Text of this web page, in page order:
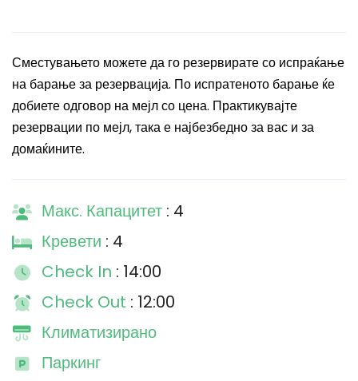
Сместувањето можете да го резервирате со испраќање
на барање за резервација. По испратеното барање ќе
добиете одговор на мејл со цена. Практикувајте
резервации по мејл, така е најбезбедно за вас и за
домаќините.
Макс. Капацитет : 4
Кревети : 4
Check In : 14:00
Check Out : 12:00
Климатизирано
Паркинг